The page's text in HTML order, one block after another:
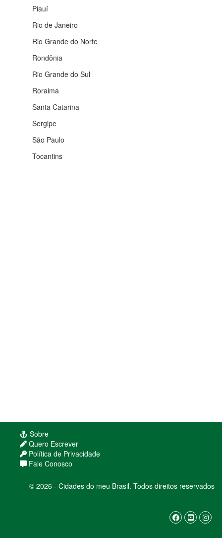
Piauí
Rio de Janeiro
Rio Grande do Norte
Rondônia
Rio Grande do Sul
Roraima
Santa Catarina
Sergipe
São Paulo
Tocantins
Sobre
Quero Escrever
Política de Privacidade
Fale Conosco
© 2026 - Cidades do meu Brasil. Todos direitos reservados